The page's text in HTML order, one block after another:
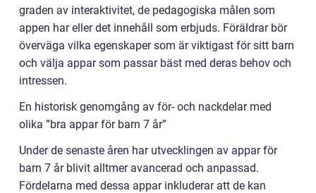
graden av interaktivitet, de pedagogiska målen som
appen har eller det innehåll som erbjuds. Föräldrar bör
överväga vilka egenskaper som är viktigast för sitt barn
och välja appar som passar bäst med deras behov och
intressen.
En historisk genomgång av för- och nackdelar med
olika ”bra appar för barn 7 år”
Under de senaste åren har utvecklingen av appar för
barn 7 år blivit alltmer avancerad och anpassad.
Fördelarna med dessa appar inkluderar att de kan